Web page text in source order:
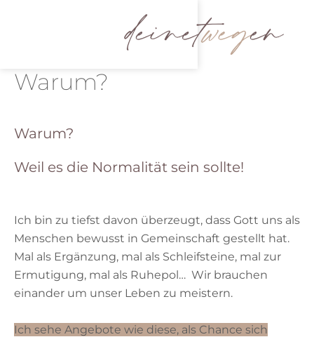
Warum?
Warum?
Weil es die Normalität sein sollte!
Ich bin zu tiefst davon überzeugt, dass Gott uns als
Menschen bewusst in Gemeinschaft gestellt hat.
Mal als Ergänzung, mal als Schleifsteine, mal zur
Ermutigung, mal als Ruhepol… Wir brauchen
einander um unser Leben zu meistern.
Ich sehe Angebote wie diese, als Chance sich